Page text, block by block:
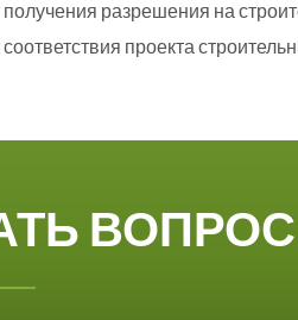
разрешения на
проекта